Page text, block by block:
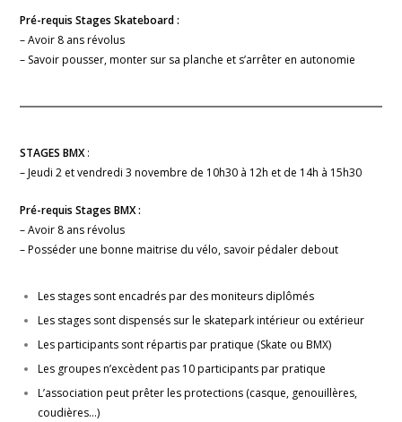
Pré-requis Stages Skateboard :
– Avoir 8 ans révolus
– Savoir pousser, monter sur sa planche et s’arrêter en autonomie
STAGES BMX:
– Jeudi 2 et vendredi 3 novembre de 10h30 à 12h et de 14h à 15h30
Pré-requis Stages BMX :
– Avoir 8 ans révolus
– Posséder une bonne maitrise du vélo, savoir pédaler debout
Les stages sont encadrés par des moniteurs diplômés
Les stages sont dispensés sur le skatepark intérieur ou extérieur
Les participants sont répartis par pratique (Skate ou BMX)
Les groupes n’excèdent pas 10 participants par pratique
L’association peut prêter les protections (casque, genouillères,
coudières…)